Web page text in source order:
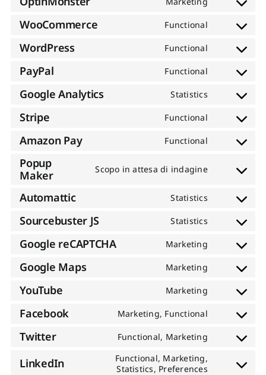
service
Consent
service
WooCommerce Functional
Consent
service
WordPress Functional
Consent
service
PayPal Functional
Consent
service
Google Analytics Statistics
Consent
service
analytics
Stripe Functional
Consent
service
Amazon Pay Functional
Consent
service
amazon-
Popup
Maker
Scopo in attesa di indagine
Consent
service
popup-
maker
Automattic Statistics
Consent
service
Sourcebuster JS Statistics
Consent
service
Google reCAPTCHA Marketing
Consent
service
recaptcha
Google Maps Marketing
Consent
service
maps
YouTube Marketing
Consent
service
Facebook Marketing, Functional
Consent
service
Twitter Functional, Marketing
Consent
service
LinkedIn
Functional, Marketing,
Statistics, Preferences
Consent